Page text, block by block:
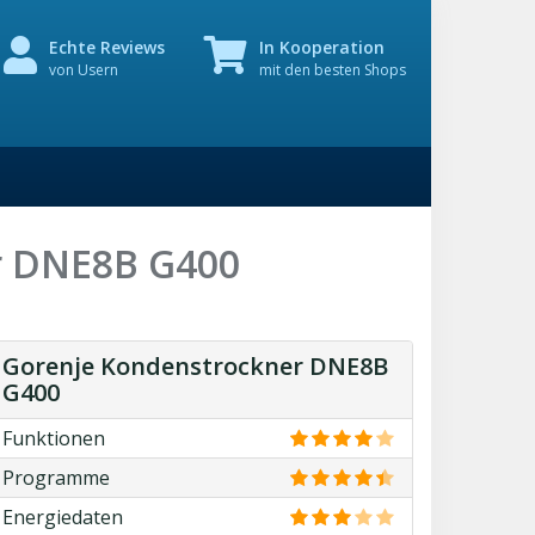
Echte Reviews
von Usern
In Kooperation
mit den besten Shops
G400
Gorenje Kondenstrockner DNE8B
G400
Funktionen
Programme
Energiedaten